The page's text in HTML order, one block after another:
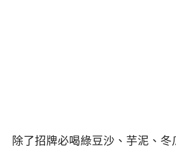
除了招牌必喝綠豆沙、芋泥、冬